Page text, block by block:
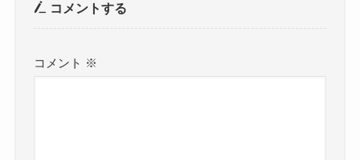
コメントする
コメント ※